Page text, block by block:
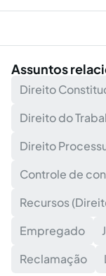
Assuntos
Direito
Direito do
Direito
Controle de
Recursos
Empregado
Reclamação